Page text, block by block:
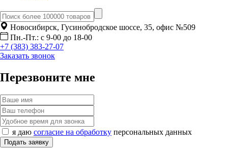
Новосибирск, Гусинобродское шоссе, 35, офис №509
Пн.-Пт.: с 9-00 до 18-00
+7 (383) 383-27-07
Заказать звонок
Перезвоните мне
я даю согласие на обработку персональных данных